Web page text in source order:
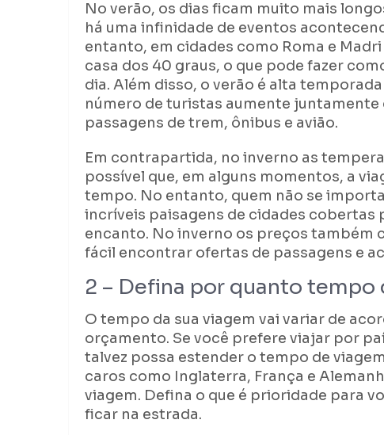
No verão, os dias ficam muito mais
há uma infinidade de eventos
entanto, em cidades como Roma e
casa dos 40 graus, o que pode fazer
dia. Além disso, o verão é alta
número de turistas aumente
passagens de trem, ônibus e avião.
Em contrapartida, no inverno as
possível que, em alguns momentos, a
tempo. No entanto, quem não se
incríveis paisagens de cidades cobertas
encanto. No inverno os preços também
fácil encontrar ofertas de passagens e
2 – Defina por quanto tempo
O tempo da sua viagem vai variar de
orçamento. Se você prefere viajar por
talvez possa estender o tempo de
caros como Inglaterra, França e
viagem. Defina o que é prioridade para
ficar na estrada.